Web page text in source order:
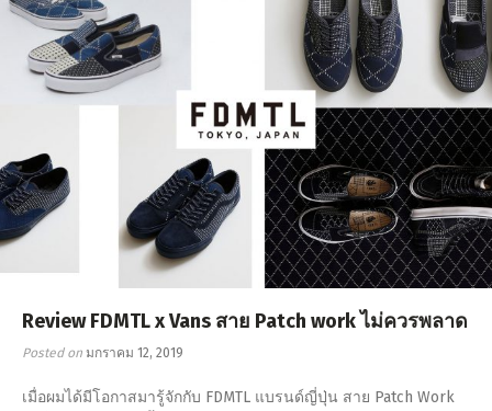
Review FDMTL x Vans สาย Patch work ไม่ควรพลาด
Posted on มกราคม 12, 2019
เมื่อผมได้มีโอกาสมารู้จักกับ FDMTL แบรนด์ญี่ปุ่น สาย Patch Work